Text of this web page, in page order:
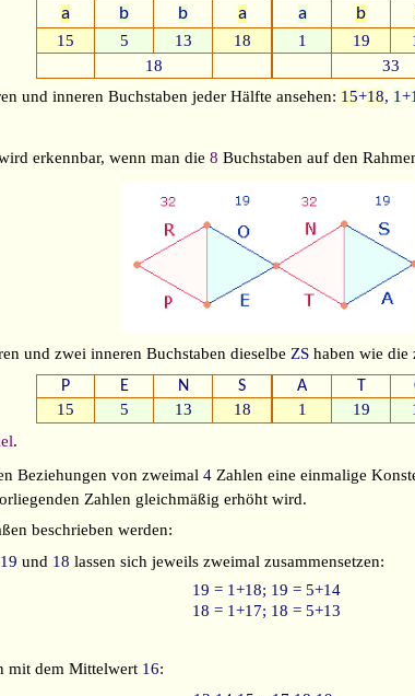
a b b a a b
15 5 13 18 1 19
18
33
und inneren Buchstaben jeder Hälfte ansehen: 15+18, 1+
erkennbar, wenn man die8 Buchstaben auf den
und zwei inneren Buchstaben dieselbe ZS haben wie die
P
E N S A T
15
5 13 18 1 19
.
Beziehungen von zweimal4 Zahlen eine einmalige
Zahlen gleichmäßig erhöht wird.
beschrieben werden:
19und 18 lassen sich jeweils zweimal zusammensetzen:
19 = 1+18; 19 = 5+14
18 = 1+17; 18 = 5+13
mit dem Mittelwert 16: